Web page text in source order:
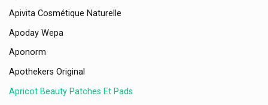
Apivita Cosmétique Naturelle
Apoday Wepa
Aponorm
Apothekers Original
Apricot Beauty Patches Et Pads